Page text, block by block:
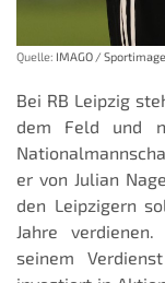
Quelle: IMAGO / Sportimage
Bei RB Leipzig
dem Feld und
er von Julian
den Leipzigern
Jahre
seinem